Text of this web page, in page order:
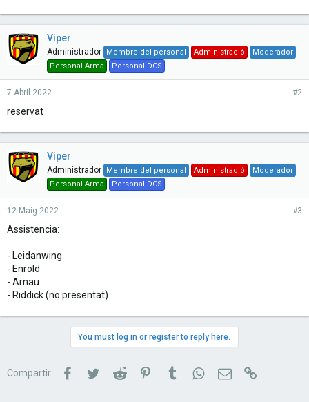
Viper
Administrador Membre del personal Administració
Moderador
Personal Arma
Personal DCS
7 Abril 2022 #2
reservat
Viper
Administrador Membre del personal Administració
Moderador
Personal Arma
Personal DCS
12 Maig 2022 #3
Assistencia:
- Leidanwing
- Enrold
- Arnau
- Riddick (no presentat)
You must log in or register to reply here.
Compartir: FacebookTwitterReddit PinterestTumblrWhatsAppCorreu electrònic